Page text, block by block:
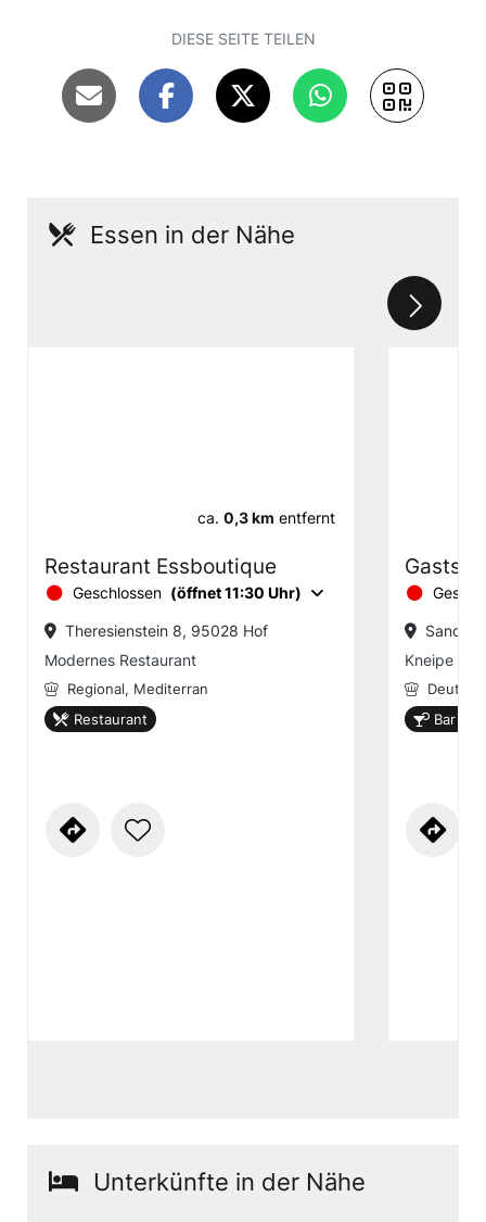
DIESE SEITE TEILEN
Essen in der Nähe
ca. 0,3 km entfernt
Restaurant Essboutique
Geschlossen (öffnet 11:30 Uhr)
Theresienstein 8, 95028 Hof
Modernes Restaurant
Regional, Mediterran
Restaurant
Sand
Kneipe
Deutsch
Bar
Unterkünfte in der Nähe